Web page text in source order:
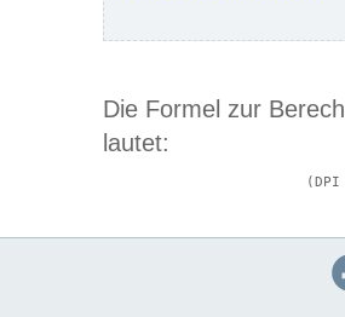
Die Formel zur
lautet: